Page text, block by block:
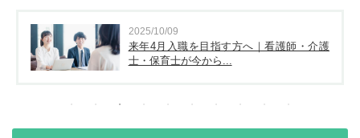
2025/10/09
来年4月入職を目指す方へ｜看護師・介護
士・保育士が今から...